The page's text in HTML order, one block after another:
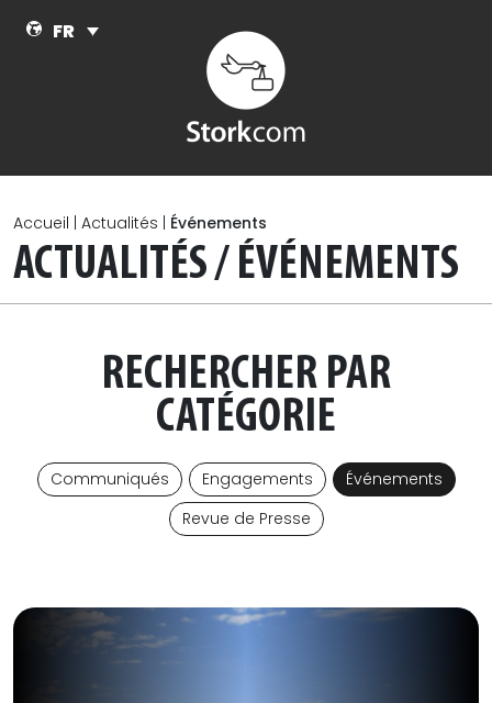
FR
Accueil Actualités Événements
ACTUALITÉS / ÉVÉNEMENTS
RECHERCHER PAR
CATÉGORIE
Communiqués Engagements
Événements
Revue de Presse